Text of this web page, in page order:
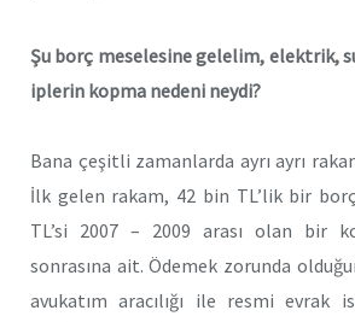
Şu borç meselesine gelelim, elektrik,
iplerin kopma nedeni neydi?
Bana çeşitli zamanlarda ayrı ayrı
İlk gelen rakam, 42 bin TL’lik bir
TL’si 2007 – 2009 arası olan bir
sonrasına ait. Ödemek zorunda
avukatım aracılığı ile resmi evrak